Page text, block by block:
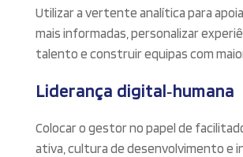
Utilizar a vertente analítica para
mais informadas, personalizar
talento e construir equipas com
Liderança digital‑humana
Colocar o gestor no papel de
ativa, cultura de desenvolvimento e